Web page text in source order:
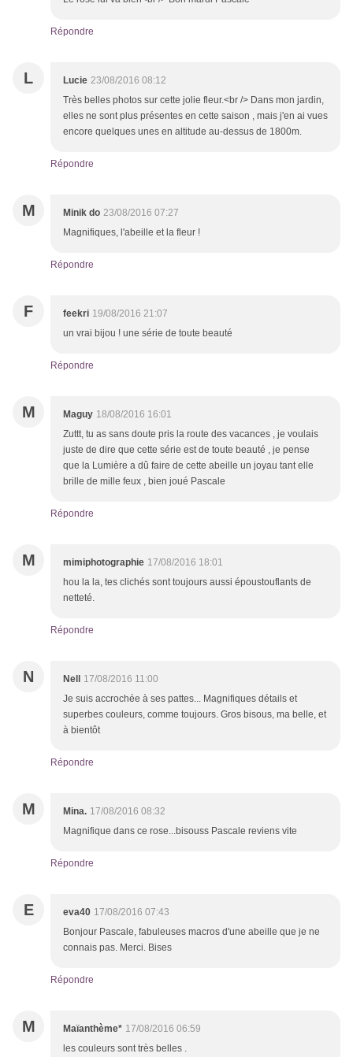
Répondre
L Lucie 23/08/2016 08:12
Très belles photos sur cette jolie fleur.<br /> Dans mon jardin,
elles ne sont plus présentes en cette saison , mais j'en ai vues
encore quelques unes en altitude au-dessus de 1800m.
Répondre
M Minik do 23/08/2016 07:27
Magnifiques, l'abeille et la fleur !
Répondre
F feekri 19/08/2016 21:07
un vrai bijou ! une série de toute beauté
Répondre
M Maguy 18/08/2016 16:01
Zuttt, tu as sans doute pris la route des vacances , je voulais
juste de dire que cette série est de toute beauté , je pense
que la Lumière a dû faire de cette abeille un joyau tant elle
brille de mille feux , bien joué Pascale
Répondre
M mimiphotographie 17/08/2016 18:01
hou la la, tes clichés sont toujours aussi époustouflants de
netteté.
Répondre
N Nell
17/08/2016 11:00
Je suis accrochée à ses pattes... Magnifiques détails et
superbes couleurs, comme toujours. Gros bisous, ma belle, et
à bientôt
Répondre
M Mina. 17/08/2016 08:32
Magnifique dans ce rose...bisouss Pascale reviens vite
Répondre
E eva40 17/08/2016 07:43
Bonjour Pascale, fabuleuses macros d'une abeille que je ne
connais pas. Merci. Bises
Répondre
M Maïanthème* 17/08/2016 06:59
les couleurs sont très belles .